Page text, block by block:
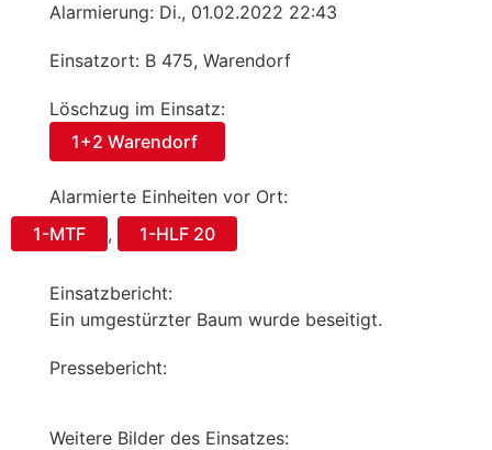
Alarmierung: Di., 01.02.2022 22:43
Einsatzort: B 475, Warendorf
Löschzug im Einsatz:
1+2 Warendorf
Alarmierte Einheiten vor Ort:
1-MTF
, 1-HLF 20
Einsatzbericht:
Ein umgestürzter Baum wurde beseitigt.
Pressebericht:
Weitere Bilder des Einsatzes: